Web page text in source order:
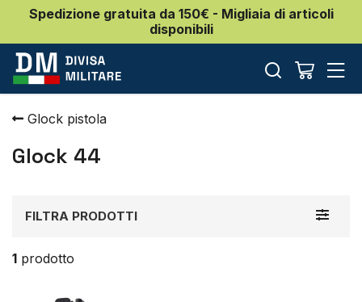
Spedizione gratuita da 150€ - Migliaia di articoli
disponibili
Glock pistola
Glock 44
Toggle
FILTRA PRODOTTI
1 prodotto